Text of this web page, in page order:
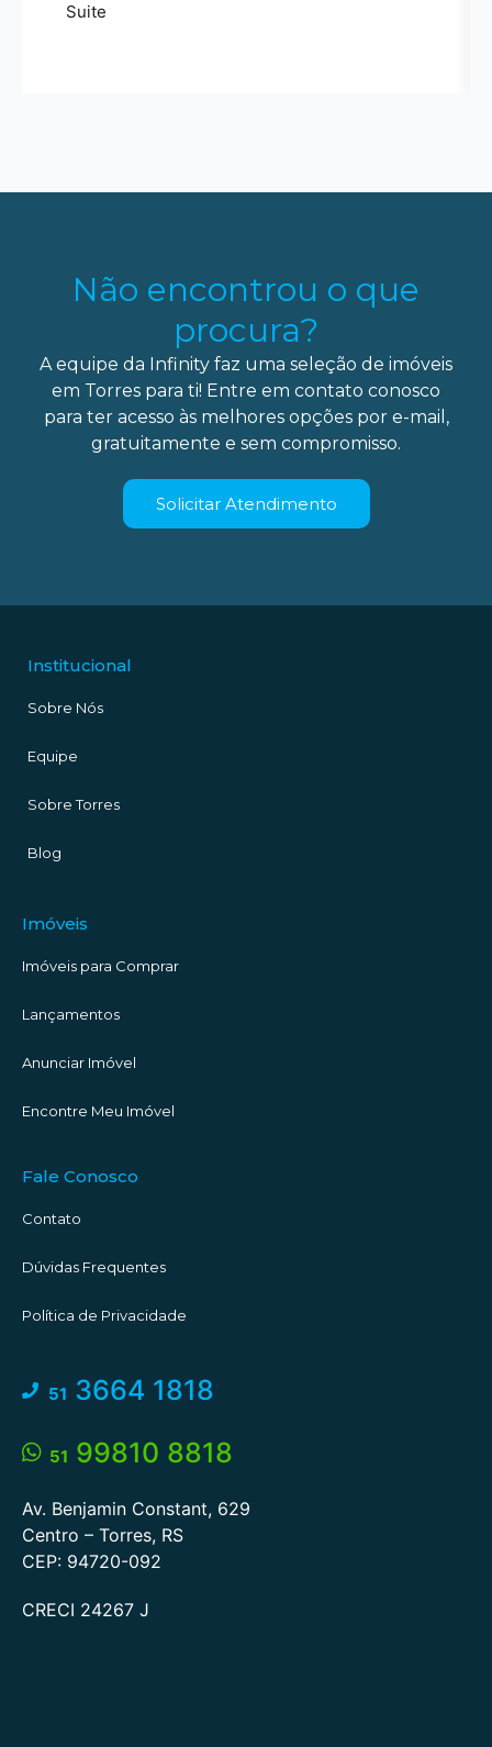
Suite
Não encontrou o que
procura?
A equipe da Infinity faz uma seleção de imóveis
em Torres para ti! Entre em contato conosco
para ter acesso às melhores opções por e-mail,
gratuitamente e sem compromisso.
Solicitar Atendimento
Institucional
Sobre Nós
Equipe
Sobre Torres
Blog
Imóveis
Imóveis para Comprar
Lançamentos
Anunciar Imóvel
Encontre Meu Imóvel
Fale Conosco
Contato
Dúvidas Frequentes
Política de Privacidade
51 3664 1818
51 99810 8818
Av. Benjamin Constant, 629
Centro – Torres, RS
CEP: 94720-092
CRECI 24267 J